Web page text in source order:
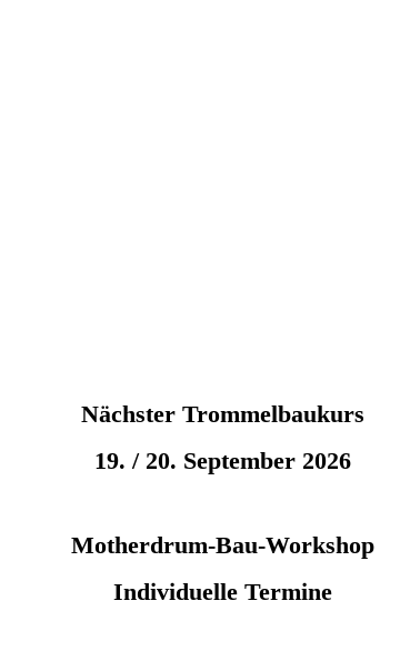
Nächster Trommelbaukurs
19. / 20. September 2026
Motherdrum-Bau-Workshop
Individuelle Termine